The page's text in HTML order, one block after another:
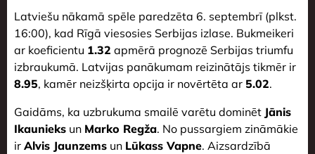
Latviešu nākamā spēle paredzēta 6. septembrī (plkst.
16:00), kad Rīgā viesosies Serbijas izlase. Bukmeikeri
ar koeficientu 1.32 apmērā prognozē Serbijas triumfu
izbraukumā. Latvijas panākumam reizinātājs tikmēr ir
8.95, kamēr neizšķirta opcija ir novērtēta ar 5.02.
Gaidāms, ka uzbrukuma smailē varētu dominēt Jānis
Ikaunieks un Marko Regža. No pussargiem zināmākie
ir Alvis Jaunzems un Lūkass Vapne. Aizsardzībā